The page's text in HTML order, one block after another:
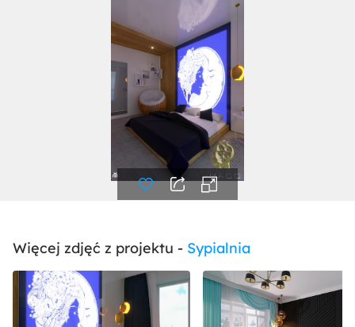
Więcej zdjęć z projektu - Sypialnia